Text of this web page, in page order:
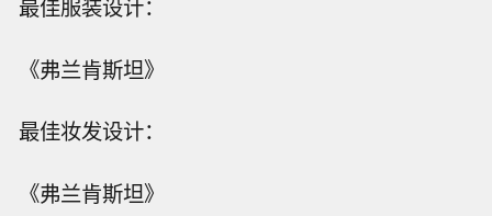
最佳服装设计：
《弗兰肯斯坦》
最佳妆发设计：
《弗兰肯斯坦》